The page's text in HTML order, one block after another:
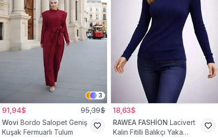
3
91,94$ 95,39$
Wovi Bordo Salopet Geniş
Kuşak Fermuarlı Tulum
18,63$
RAWEA FASHİON Lacivert
Kalın Fitilli Balıkçı Yaka